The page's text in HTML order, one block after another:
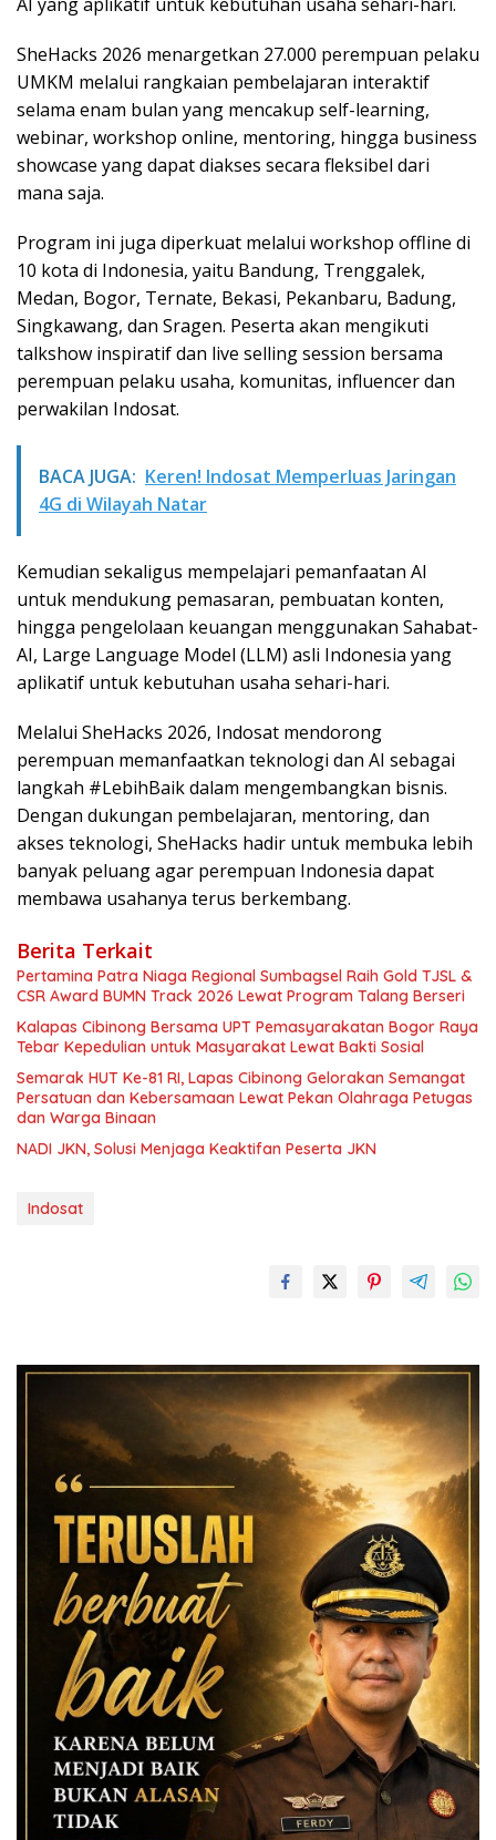
SheHacks 2026 menargetkan 27.000 perempuan pelaku
UMKM melalui rangkaian pembelajaran interaktif
selama enam bulan yang mencakup self-learning,
webinar, workshop online, mentoring, hingga business
showcase yang dapat diakses secara fleksibel dari
mana saja.
Program ini juga diperkuat melalui workshop offline di
10 kota di Indonesia, yaitu Bandung, Trenggalek,
Medan, Bogor, Ternate, Bekasi, Pekanbaru, Badung,
Singkawang, dan Sragen. Peserta akan mengikuti
talkshow inspiratif dan live selling session bersama
perempuan pelaku usaha, komunitas, influencer dan
perwakilan Indosat.
BACA JUGA: Keren! Indosat Memperluas Jaringan
4G di Wilayah Natar
Kemudian sekaligus mempelajari pemanfaatan AI
untuk mendukung pemasaran, pembuatan konten,
hingga pengelolaan keuangan menggunakan Sahabat-
AI, Large Language Model (LLM) asli Indonesia yang
aplikatif untuk kebutuhan usaha sehari-hari.
Melalui SheHacks 2026, Indosat mendorong
perempuan memanfaatkan teknologi dan AI sebagai
langkah #LebihBaik dalam mengembangkan bisnis.
Dengan dukungan pembelajaran, mentoring, dan
akses teknologi, SheHacks hadir untuk membuka lebih
banyak peluang agar perempuan Indonesia dapat
membawa usahanya terus berkembang.
Berita Terkait
Pertamina Patra Niaga Regional Sumbagsel Raih Gold TJSL &
CSR Award BUMN Track 2026 Lewat Program Talang Berseri
Kalapas Cibinong Bersama UPT Pemasyarakatan Bogor Raya
Tebar Kepedulian untuk Masyarakat Lewat Bakti Sosial
Semarak HUT Ke-81 RI, Lapas Cibinong Gelorakan Semangat
Persatuan dan Kebersamaan Lewat Pekan Olahraga Petugas
dan Warga Binaan
NADI JKN, Solusi Menjaga Keaktifan Peserta JKN
Indosat